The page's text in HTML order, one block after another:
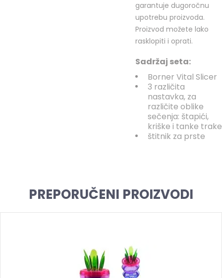
garantuje dugoročnu
upotrebu proizvoda.
Proizvod možete lako
rasklopiti i oprati.
Sadržaj seta:
Borner Vital Slicer
3 različita
nastavka, za
različite oblike
sečenja: štapići,
kriške i tanke trake
štitnik za prste
PREPORUČENI PROIZVODI